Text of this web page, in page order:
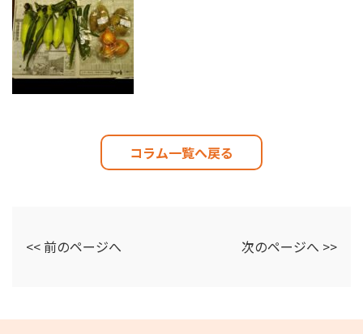
コラム一覧へ戻る
<< 前のページへ 次のページへ >>